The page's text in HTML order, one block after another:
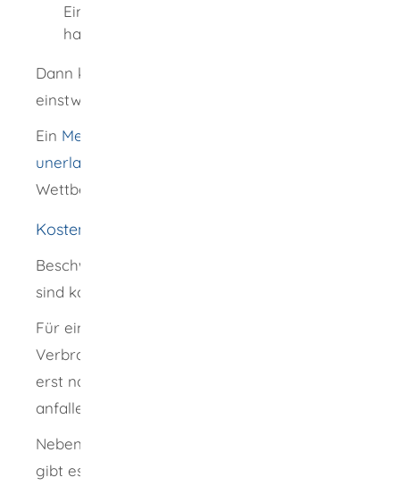
Einwilligung in Telefonwerbung erteilt
haben.
Dann kann sie gegebenenfalls schnell eine
einstweilige gerichtliche Verfügung erwirken.
Ein Merkblatt für einen Gesprächsvermerk bei
unerlaubten Telefonanrufen
Wettbewerbszentrale zur Verfügung.
Kosten
Beschwerden bei den zuständigen Stellen
sind kostenfrei.
Für eine individuelle Beratung bei der
Verbraucherzentrale können für Sie - aber
erst nach einer Terminvereinbarung - Kosten
anfallen.
Neben der persönlichen Beratung vor Ort,
gibt es die Möglichkeiten der Video-Beratung,